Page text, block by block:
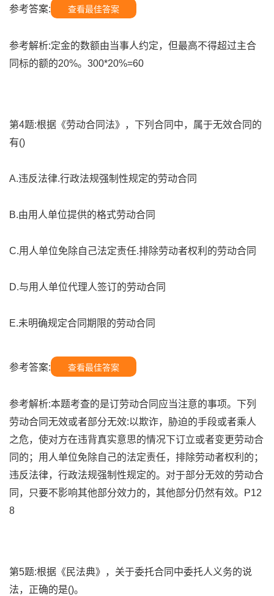
参考答案: 查看最佳答案
参考解析:定金的数额由当事人约定，但最高不得超过主合
同标的额的20%。300*20%=60
第4题:根据《劳动合同法》，下列合同中，属于无效合同的
有()
A.违反法律.行政法规强制性规定的劳动合同
B.由用人单位提供的格式劳动合同
C.用人单位免除自己法定责任.排除劳动者权利的劳动合同
D.与用人单位代理人签订的劳动合同
E.未明确规定合同期限的劳动合同
参考答案: 查看最佳答案
参考解析:本题考查的是订劳动合同应当注意的事项。下列
劳动合同无效或者部分无效:以欺诈，胁迫的手段或者乘人
之危，使对方在违背真实意思的情况下订立或者变更劳动合
同的；用人单位免除自己的法定责任，排除劳动者权利的；
违反法律，行政法规强制性规定的。对于部分无效的劳动合
同，只要不影响其他部分效力的，其他部分仍然有效。P12
8
第5题:根据《民法典》，关于委托合同中委托人义务的说
法，正确的是()。